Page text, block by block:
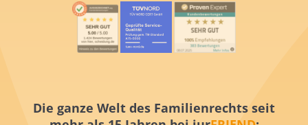
Die ganze Welt des Familienrechts seit